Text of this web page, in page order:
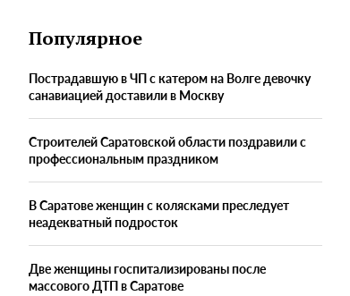
Популярное
Пострадавшую в ЧП с катером на Волге девочку
санавиацией доставили в Москву
Строителей Саратовской области поздравили с
профессиональным праздником
В Саратове женщин с колясками преследует
неадекватный подросток
Две женщины госпитализированы после
массового ДТП в Саратове